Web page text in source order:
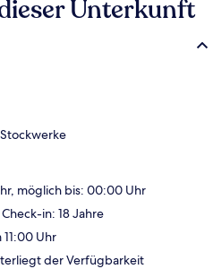
Unterkunft
möglich bis: 00:00 Uhr
in: 18 Jahre
Uhr
der Verfügbarkeit